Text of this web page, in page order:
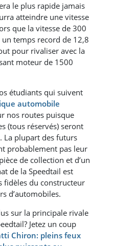
le plus rapide jamais
atteindre une vitesse
que la vitesse de 300
temps record de 12,8
pour rivaliser avec la
moteur de 1500
étudiants qui suivent
automobile
nos routes puisque
(tous réservés) seront
La plupart des futurs
probablement pas leur
de collection et d’un
de la Speedtail est
fidèles du constructeur
d’automobiles.
sur la principale rivale
Jetez un coup
Chiron: pleins feux